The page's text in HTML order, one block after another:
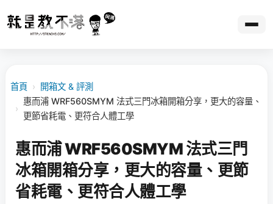
首頁 › 開箱文 & 評測
›
惠而浦 WRF560SMYM 法式三門冰箱開箱分享，更大的容量、
更節省耗電、更符合人體工學
惠而浦 WRF560SMYM 法式三門
冰箱開箱分享，更大的容量、更節
省耗電、更符合人體工學